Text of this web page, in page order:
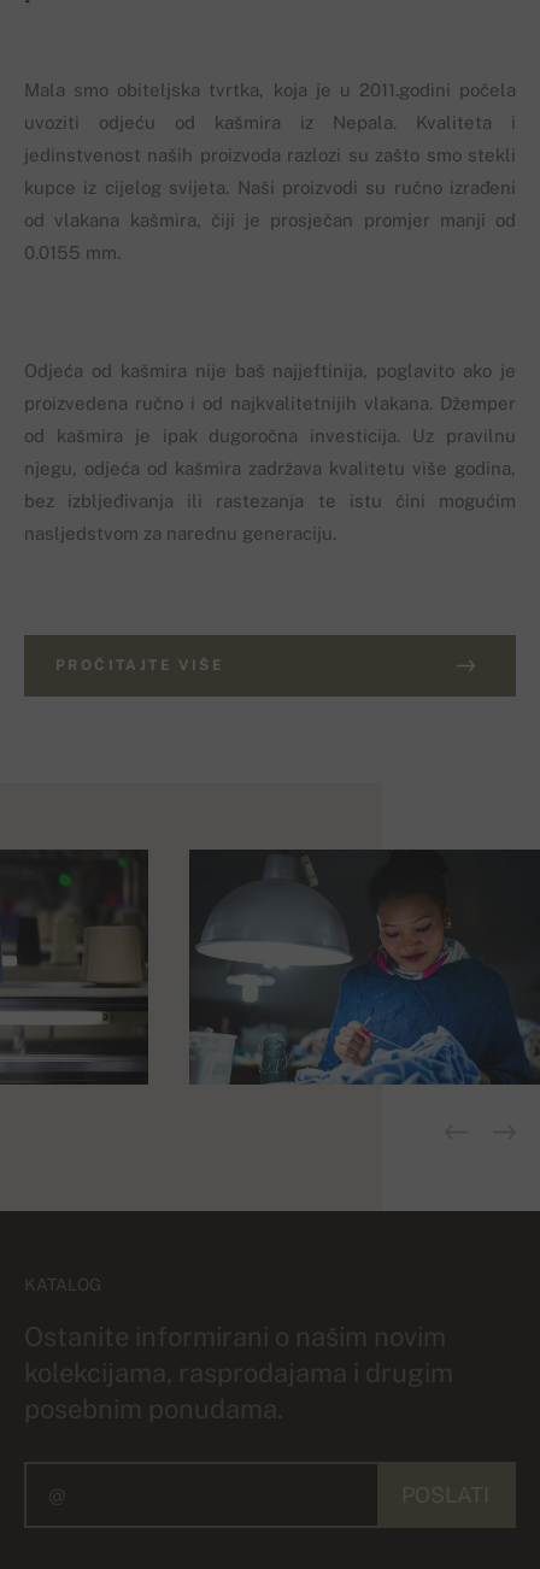
Mala smo obiteljska tvrtka, koja je u 2011.godini počela
uvoziti odjeću od kašmira iz Nepala. Kvaliteta i
jedinstvenost naših proizvoda razlozi su zašto smo stekli
kupce iz cijelog svijeta. Naši proizvodi su ručno izrađeni
od vlakana kašmira, čiji je prosječan promjer manji od
0.0155 mm.
Odjeća od kašmira nije baš najjeftinija, poglavito ako je
proizvedena ručno i od najkvalitetnijih vlakana. Džemper
od kašmira je ipak dugoročna investicija. Uz pravilnu
njegu, odjeća od kašmira zadržava kvalitetu više godina,
bez izbljeđivanja ili rastezanja te istu čini mogućim
nasljedstvom za narednu generaciju.
PROČITAJTE VIŠE
KATALOG
Ostanite informirani o našim novim
kolekcijama, rasprodajama i drugim
posebnim ponudama.